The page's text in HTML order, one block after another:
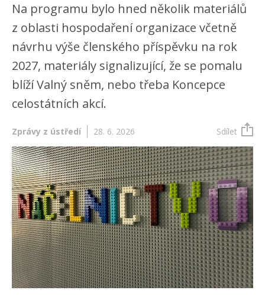
Na programu bylo hned několik materiálů
z oblasti hospodaření organizace včetně
návrhu výše členského příspěvku na rok
2027, materiály signalizující, že se pomalu
blíží Valný sněm, nebo třeba Koncepce
celostátních akcí.
Zprávy z ústředí 28. 6. 2026 Sdílet